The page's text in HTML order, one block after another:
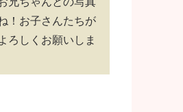
！お子さんたちが
ろしくお願いしま